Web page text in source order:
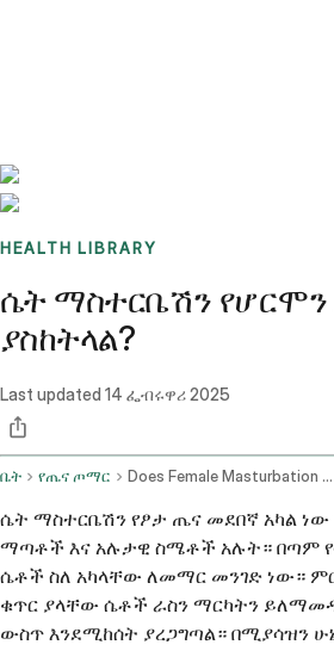
HEALTH LIBRARY
ሴት ማስተርቤሽን
ያስከትላል?
Last updated 14 ፌብሩዋሪ 2025
ቤት የጤና ጦማር Does Female Masturbation Cause Hormonal Imbalance
ሴት ማስተርቤሽን የፆታ ጤና መደበኛ አካል ነው
ማጣቶች እና አሉታዊ ስሜቶች አሉት። በጣም
ሴቶች ስለ አካላቸው ለመማር መንገድ ነው።
ቁጥር ያላቸው ሴቶች ራስን ማርካትን
ውስጥ እንደሚከሰት ያረጋግጣል። በሚያሳዝን